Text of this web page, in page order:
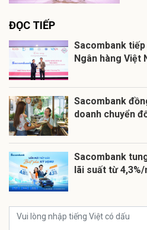
ĐỌC TIẾP
Sacombank
Ngân hàng Việt
Sacombank
doanh chuyển
Sacombank
lãi suất từ 4,3%/